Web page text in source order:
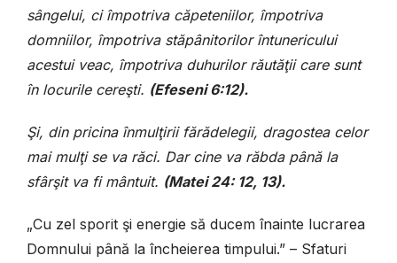
sângelui, ci împotriva căpeteniilor, împotriva
domniilor, împotriva stăpânitorilor întunericului
acestui veac, împotriva duhurilor răutăţii care sunt
în locurile cereşti. (Efeseni 6:12).
Şi, din pricina înmulţirii fărădelegii, dragostea celor
mai mulţi se va răci. Dar cine va răbda până la
sfârşit va fi mântuit. (Matei 24: 12, 13).
„Cu zel sporit şi energie să ducem înainte lucrarea
Domnului până la încheierea timpului.” – Sfaturi